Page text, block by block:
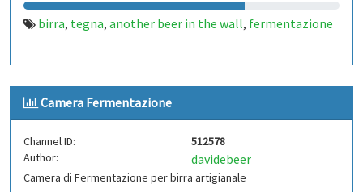
birra, tegna, another beer in the wall, fermentazione
Camera Fermentazione
Channel ID:
512578
Author:
davidebeer
Camera di Fermentazione per birra artigianale